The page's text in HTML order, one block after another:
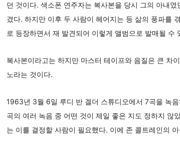
던 것이다. 색소폰 연주자는 복사본을 당시 그의 아내
겼다. 하지만 이후 두 사람이 헤어지는 등 삶의 풍파를
로 등장하면서 재 발견되어 이렇게 앨범으로 발매될 수
복사본이라고는 하지만 마스터 테이프와 음질은 큰 차
노라는 것이다.
1963년 3월 6일 루디 반 겔더 스튜디오에서 7곡을 녹
곡의 여러 녹음 중 어떤 것이 제일 좋은 지도 정하지 않
는 이를 결정할 사람이 필요했다. 이에 존 콜트레인의